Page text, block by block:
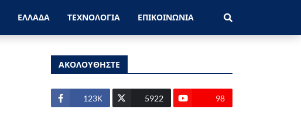
ΕΛΛΑΔΑ ΤΕΧΝΟΛΟΓΙΑ ΕΠΙΚΟΙΝΩΝΙΑ
ΑΚΟΛΟΥΘΗΣΤΕ
123Κ 5922 98